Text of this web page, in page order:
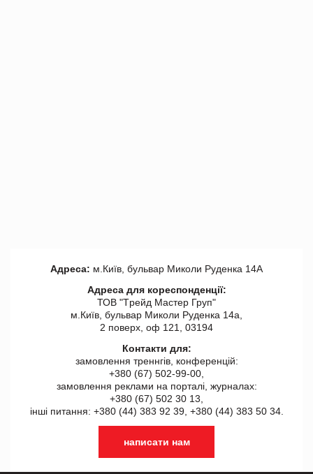
Адреса: м.Київ, бульвар Миколи Руденка 14А
Адреса для кореспонденції:
ТОВ "Tрейд Мастер Груп"
м.Київ, бульвар Миколи Руденка 14а,
2 поверх, оф 121, 03194
Контакти для:
замовлення треннгів, конференцій:
+380 (67) 502-99-00,
замовлення реклами на порталі, журналах:
+380 (67) 502 30 13,
інші питання: +380 (44) 383 92 39, +380 (44) 383 50 34.
написати нам